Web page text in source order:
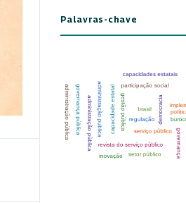
Palavras-chave